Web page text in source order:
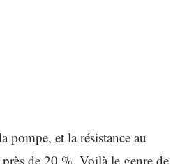
pompe, et la résistance au
de 20 %. Voilà le genre de